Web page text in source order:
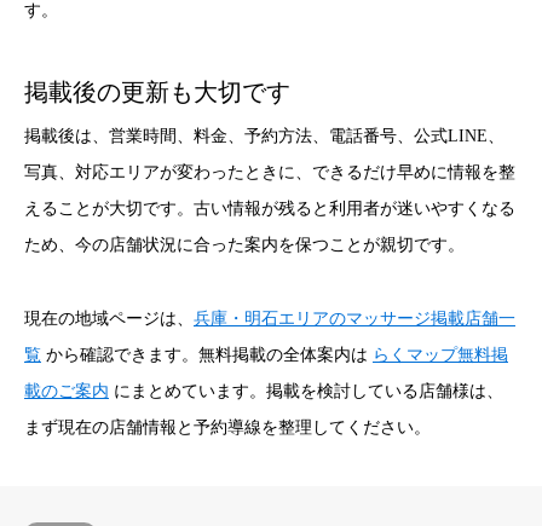
す。
掲載後の更新も大切です
掲載後は、営業時間、料金、予約方法、電話番号、公式LINE、
写真、対応エリアが変わったときに、できるだけ早めに情報を整
えることが大切です。古い情報が残ると利用者が迷いやすくなる
ため、今の店舗状況に合った案内を保つことが親切です。
現在の地域ページは、 兵庫・明石エリアのマッサージ掲載店舗一
覧 から確認できます。無料掲載の全体案内は らくマップ無料掲
載のご案内 にまとめています。掲載を検討している店舗様は、
まず現在の店舗情報と予約導線を整理してください。